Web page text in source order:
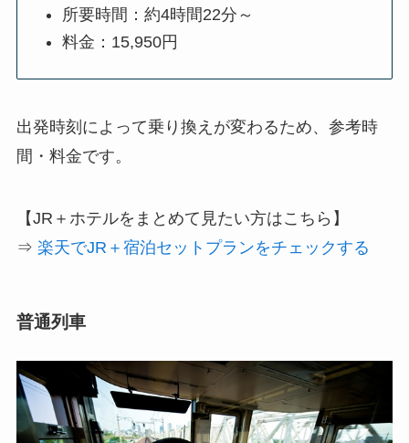
所要時間：約4時間22分～
料金：15,950円
出発時刻によって乗り換えが変わるため、参考時
間・料金です。
【JR＋ホテルをまとめて見たい方はこちら】
⇒ 楽天でJR＋宿泊セットプランをチェックする
普通列車